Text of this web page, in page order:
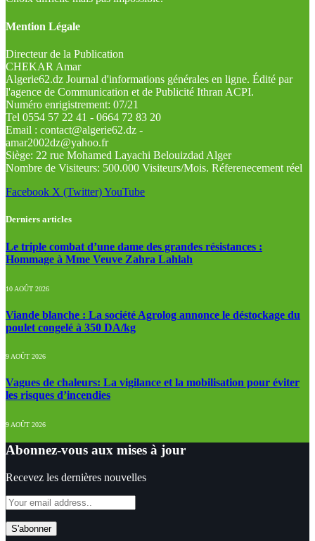
Mention Légale
Directeur de la Publication
CHEKAR Amar
Algerie62.dz Journal d'informations générales en ligne. Édité par
l'agence de Communication et de Publicité Ithran ACPI.
Numéro enrigistrement: 07/21
Tel 0554 57 22 41 - 0664 72 83 20
Email : contact@algerie62.dz -
amar2002dz@yahoo.fr
Siège: 22 rue Mohamed Layachi Belouizdad Alger
Nombre de Visiteurs: 500.000 Visiteurs/Mois. Réferenecement réel
Facebook X (Twitter)YouTube
Derniers articles
Le triple combat d’une dame des grandes résistances :
Hommage à Mme Veuve Zahra Lahlah
10 AOÛT 2026
Viande blanche : La société Agrolog annonce le déstockage du
poulet congelé à 350 DA/kg
9 AOÛT 2026
Vagues de chaleurs: La vigilance et la mobilisation pour éviter
les risques d’incendies
9 AOÛT 2026
Abonnez-vous aux mises à jour
Recevez les dernières nouvelles